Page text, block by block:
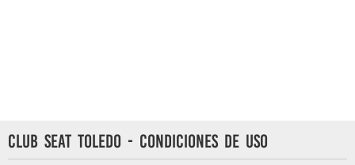
Club Seat Toledo - Condiciones de uso